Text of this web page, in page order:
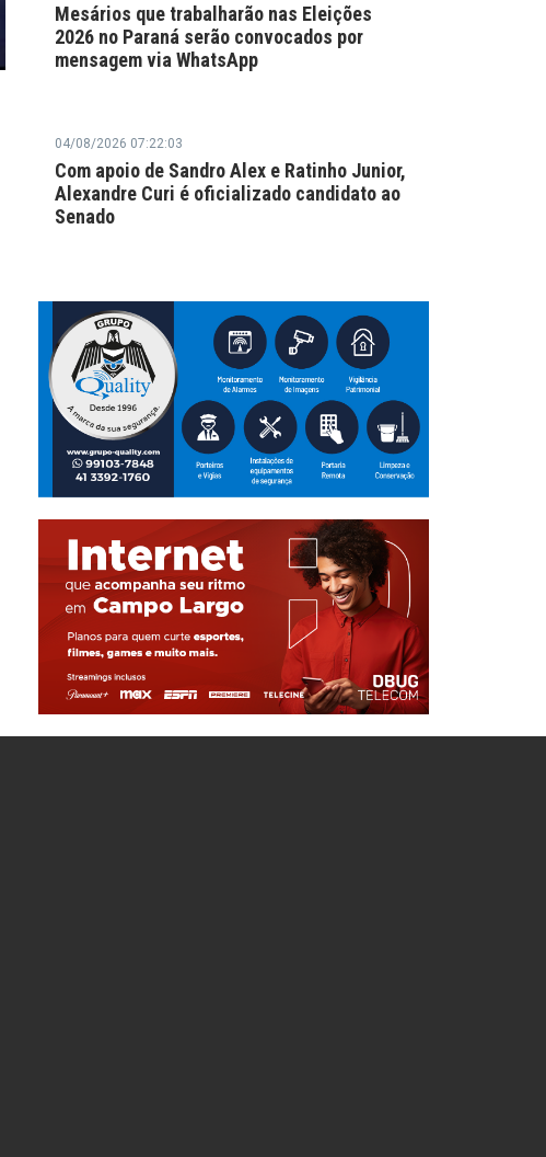
Mesários que trabalharão nas Eleições
2026 no Paraná serão convocados por
mensagem via WhatsApp
04/08/2026 07:22:03
Com apoio de Sandro Alex e Ratinho Junior,
Alexandre Curi é oficializado candidato ao
Senado